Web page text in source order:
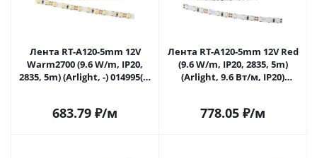
Лента RT-A120-5mm 12V
Warm2700 (9.6 W/m, IP20,
2835, 5m) (Arlight, -) 014995(2)
683.79 ₽/м
Лента RT-A120-5mm 12V Red
(9.6 W/m, IP20, 2835, 5m)
(Arlight, 9.6 Вт/м, IP20)
778.05 ₽/м